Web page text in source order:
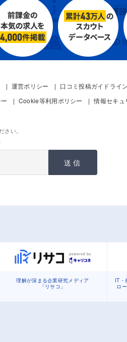
運営ポリシー 口コミ投稿ガイドライン
Cookie等利用ポリシー 情報セキュ
い。
送信
理解が深まる企業研究メディア
「リサコ」
IT・
ロ